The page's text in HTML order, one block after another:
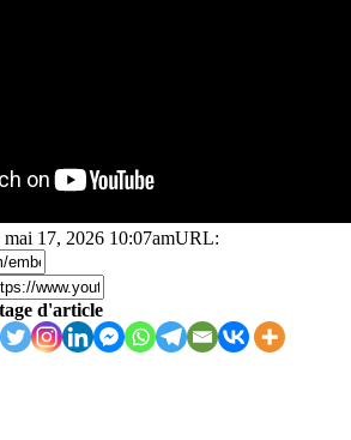
17, 2026 10:07amURL:
d'article